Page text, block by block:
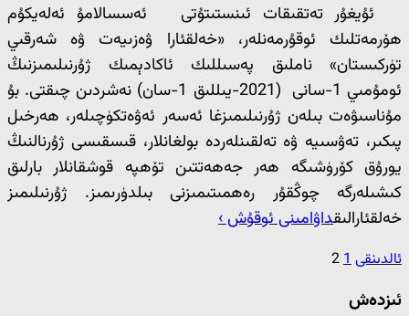
ئۇيغۇر تەتقىقات ئىنستىتۇتى ئەسسالامۇ ئەلەيكۇم
ھۆرمەتلىك ئوقۇرمەنلەر، «خەلقئارا ۋەزىيەت ۋە شەرقىي
تۈركىستان» ناملىق پەسىللىك ئاكادېمىك ژۇرنىلىمىزنىڭ
ئومۇمىي 1-سانى (2021-يىللىق 1-سان) نەشردىن چىقتى. بۇ
مۇناسىۋەت بىلەن ژۇرنىلىمىزغا ئەسەر ئەۋەتكۈچىلەر، ھەرخىل
پىكىر، تەۋسىيە ۋە تەلقىنلەردە بولغانلار، قىسقىسى ژۇرنالنىڭ
يورۇق كۆرۈشىگە ھەر جەھەتتىن تۆھپە قوشقانلار بارلىق
كىشىلەرگە چوڭقۇر رەھمىتىمىزنى بىلدۈرىمىز. ژۇرنىلىمىز
خەلقئارالىقداۋامىنى ئوقۇش ›
ئالدىنقى1
2
ئىزدەش